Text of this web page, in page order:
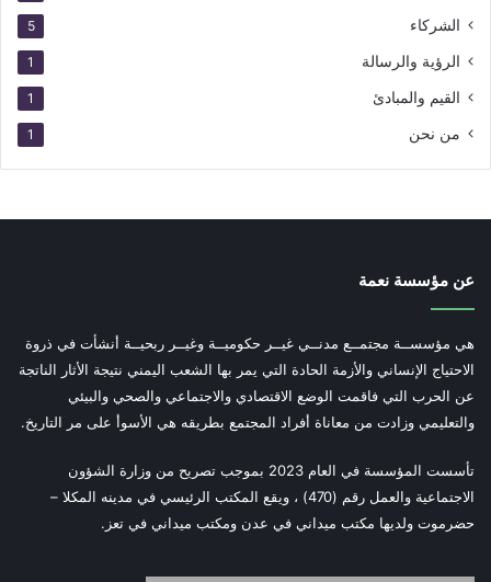
الشركاء 5
الرؤية والرسالة 1
القيم والمبادئ 1
من نحن 1
عن مؤسسة نعمة
هي مؤسســة مجتمــع مدنــي غيــر حكوميــة وغيــر ربحيــة أنشأت في ذروة
الاحتياج الإنساني والأزمة الحادة التي يمر بها الشعب اليمني نتيجة الأثار الناتجة
عن الحرب التي فاقمت الوضع الاقتصادي والاجتماعي والصحي والبيئي
والتعليمي وزادت من معاناة أفراد المجتمع بطريقه هي الأسوأ على مر التاريخ.
تأسست المؤسسة في العام 2023 بموجب تصريح من وزارة الشؤون
الاجتماعية والعمل رقم (470) ، ويقع المكتب الرئيسي في مدينه المكلا –
حضرموت ولديها مكتب ميداني في عدن ومكتب ميداني في تعز.